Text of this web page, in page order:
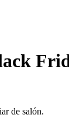
de salón.